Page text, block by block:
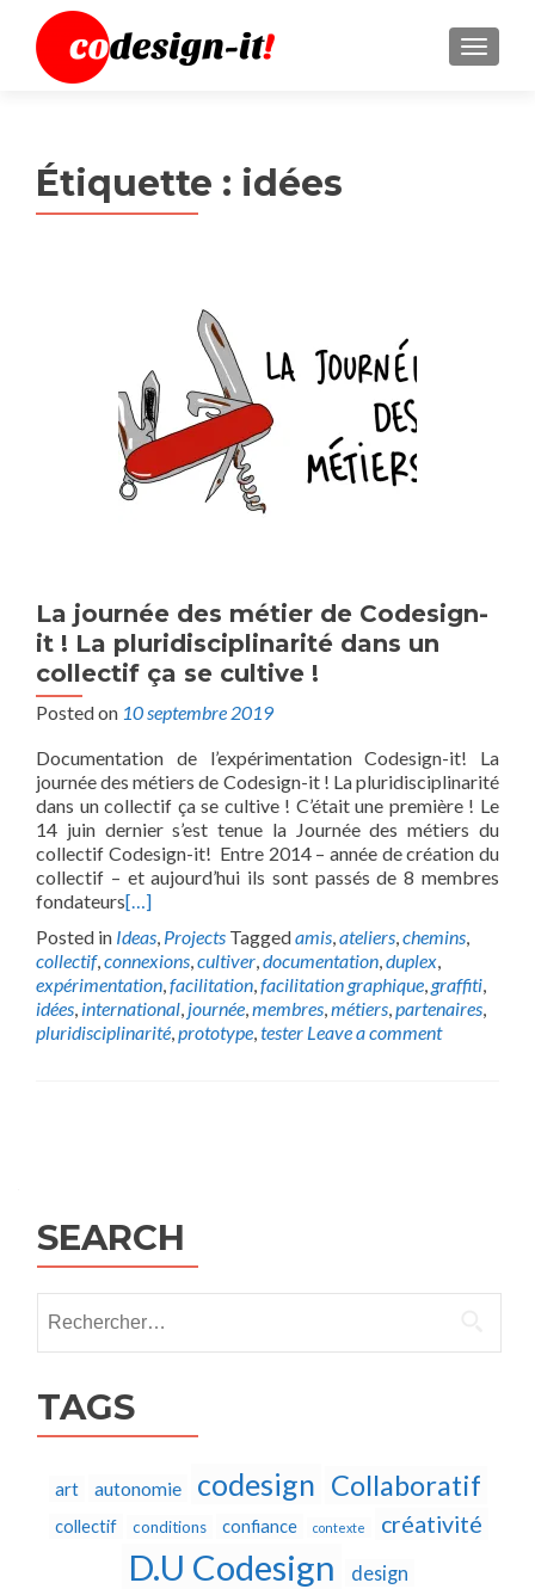
MENU
Étiquette : idées
La journée des métier de Codesign-
it ! La pluridisciplinarité dans un
collectif ça se cultive !
Posted on 10 septembre 2019
Documentation de l’expérimentation Codesign-it! La
journée des métiers de Codesign-it ! La pluridisciplinarité
dans un collectif ça se cultive ! C’était une première ! Le
14 juin dernier s’est tenue la Journée des métiers du
collectif Codesign-it! Entre 2014 – année de création du
collectif – et aujourd’hui ils sont passés de 8 membres
fondateurs[…]
Posted in Ideas, Projects Taggedamis,ateliers,chemins,
collectif,connexions,cultiver,documentation,duplex,
expérimentation,facilitation,facilitation graphique,graffiti,
idées, international, journée,membres,métiers,partenaires,
pluridisciplinarité,prototype,tester Leave a comment
SEARCH
TAGS
art autonomie codesign Collaboratif
collectif conditions confiance contexte créativité
D.U Codesign design